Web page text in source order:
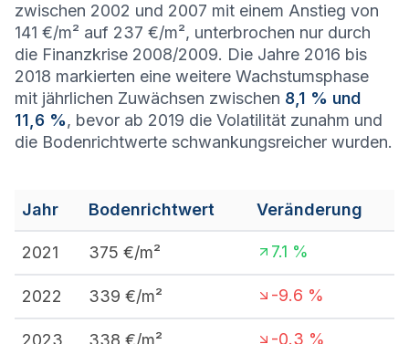
zwischen 2002 und 2007 mit einem Anstieg von
141 €/m² auf 237 €/m², unterbrochen nur durch
die Finanzkrise 2008/2009. Die Jahre 2016 bis
2018 markierten eine weitere Wachstumsphase
mit jährlichen Zuwächsen zwischen 8,1 % und
11,6 %, bevor ab 2019 die Volatilität zunahm und
die Bodenrichtwerte schwankungsreicher wurden.
Jahr Bodenrichtwert Veränderung
2021 375 €/m² 7.1 %
2022 339 €/m² -9.6 %
2023 338 €/m² -0.3 %